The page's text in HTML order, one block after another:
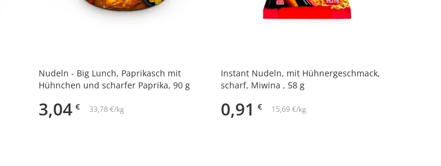
Nudeln - Big Lunch, Paprikasch mit
Hühnchen und scharfer Paprika, 90 g
3,04 € 33,78 €/kg
Instant Nudeln, mit Hühnergeschmack,
scharf, Miwina , 58 g
0,91 € 15,69 €/kg